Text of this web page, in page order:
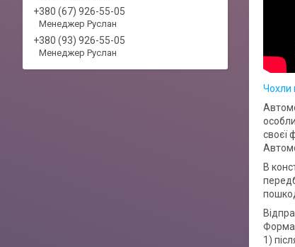
Чохли
своєї
В
Форма
1)
+380 (67) 926-55-05
Менеджер Руслан
+380 (93) 926-55-05
Менеджер Руслан